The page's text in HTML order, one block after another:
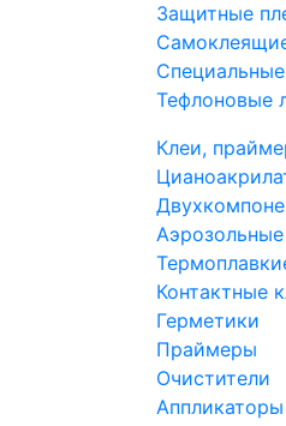
Защитные
Тефлоновые
Клеи,
Контактные
Герметики
Праймеры
Очистители
Аппликаторы